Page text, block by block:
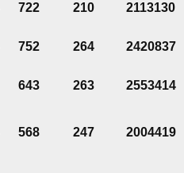
722 210 2113130
752 264 2420837
643 263 2553414
568 247 2004419